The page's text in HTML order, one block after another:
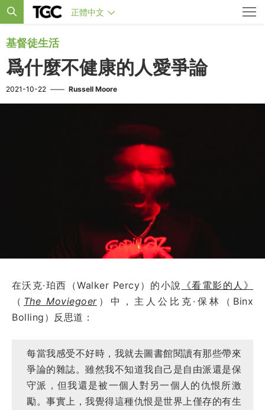
正體中文
基督徒生活
爲什麼不健康的人愛爭論
2021-10-22 —— Russell Moore
在沃克·珀西（Walker Percy）的小說 《看電影的人》
（ The Moviegoer）中，主人公比克·保林（Binx
Bolling）反思道：
每當我感受不好時，我就去圖書館閱讀有那些帶來
爭論的雜誌。雖然我不知道我自己是自由派還是保
守派，但我還是被一個人對另一個人的仇恨所激
勵。事實上，我覺得這種仇恨是世界上僅存的有生